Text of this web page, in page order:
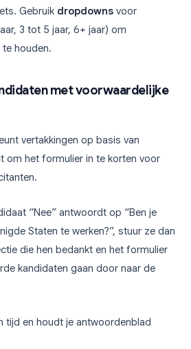
Gebruik dropdowns voor
3 tot 5 jaar, 6+ jaar) om
houden.
met voorwaardelijke
vertakkingen op basis van
om het formulier in te korten voor
“Nee” antwoordt op “Ben je
Staten te werken?”, stuur ze dan
die hen bedankt en het formulier
kandidaten gaan door naar de
tijd en houdt je antwoordenblad